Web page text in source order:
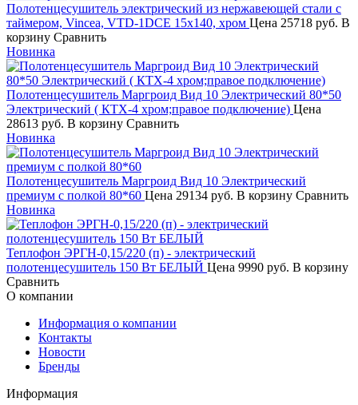
Полотенцесушитель электрический из нержавеющей стали с
таймером, Vincea, VTD-1DCE 15х140, хром Цена 25718 руб. В
корзину Сравнить
Новинка
Полотенцесушитель Маргроид Вид 10 Электрический 80*50
Электрический ( КТХ-4 хром;правое подключение) Цена
28613 руб. В корзину Сравнить
Новинка
Полотенцесушитель Маргроид Вид 10 Электрический
премиум с полкой 80*60 Цена 29134 руб. В корзину Сравнить
Новинка
Теплофон ЭРГН-0,15/220 (п) - электрический
полотенцесушитель 150 Вт БЕЛЫЙ Цена 9990 руб. В корзину
Сравнить
О компании
Информация о компании
Контакты
Новости
Бренды
Информация